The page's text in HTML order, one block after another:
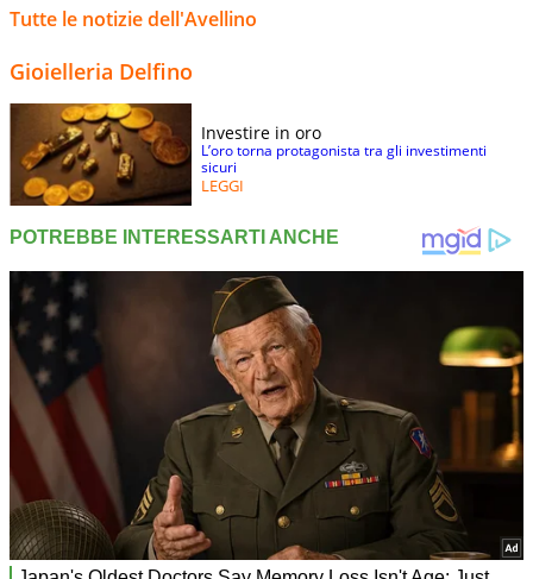
Tutte le notizie dell'Avellino
Gioielleria Delfino
Investire in oro
L’oro torna protagonista tra gli investimenti
sicuri
LEGGI